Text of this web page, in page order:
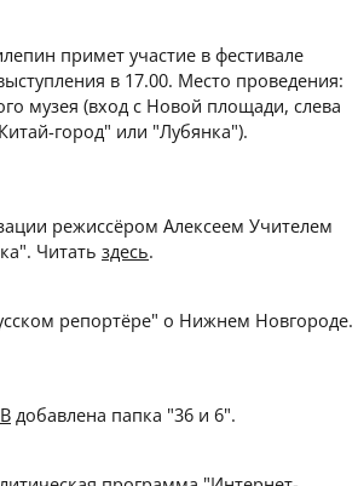
примет участие в фестивале
в 17.00. Место проведения:
музея (вход с Новой площади, слева
город" или "Лубянка").
режиссёром Алексеем Учителем
Читать здесь.
репортёре" о Нижнем Новгороде.
добавлена папка "36 и 6".